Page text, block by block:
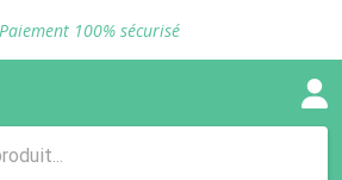
Paiement 100% sécurisé
gratuite en clinique vétérinaire
de croquettes vétérinaire
gratuite en clinique vétérinaire